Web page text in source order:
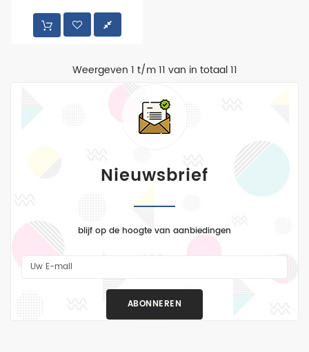
Weergeven 1 t/m 11 van in totaal 11
Nieuwsbrief
blijf op de hoogte van aanbiedingen
ABONNEREN